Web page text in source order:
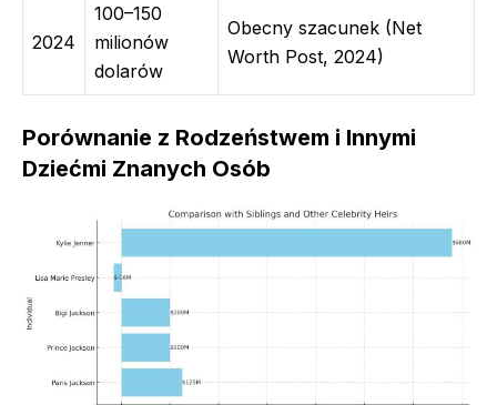
2024
100–150
milionów
dolarów
Obecny szacunek (Net
Worth Post, 2024)
Porównanie z Rodzeństwem i Innymi
Dziećmi Znanych Osób